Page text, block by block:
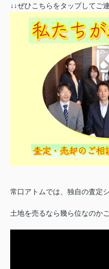
↓↓ぜひこちらをタップしてご
常口アトムでは、独自の査定
土地を売るなら幾ら位なのか